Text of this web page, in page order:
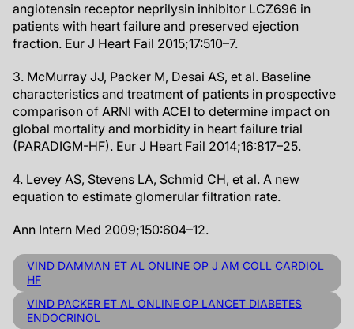
angiotensin receptor neprilysin inhibitor LCZ696 in
patients with heart failure and preserved ejection
fraction. Eur J Heart Fail 2015;17:510–7.
3. McMurray JJ, Packer M, Desai AS, et al. Baseline
characteristics and treatment of patients in prospective
comparison of ARNI with ACEI to determine impact on
global mortality and morbidity in heart failure trial
(PARADIGM-HF). Eur J Heart Fail 2014;16:817–25.
4. Levey AS, Stevens LA, Schmid CH, et al. A new
equation to estimate glomerular filtration rate.
Ann Intern Med 2009;150:604–12.
VIND DAMMAN ET AL ONLINE OP J AM COLL CARDIOL
HF
VIND PACKER ET AL ONLINE OP LANCET DIABETES
ENDOCRINOL